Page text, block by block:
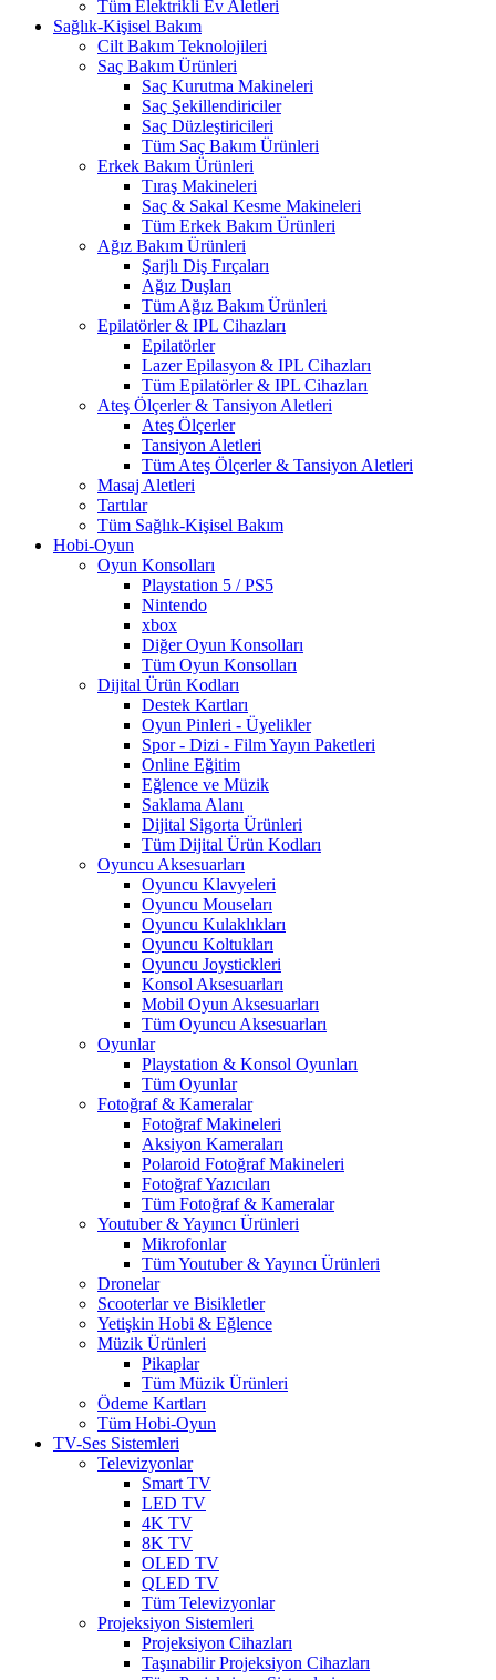
Tüm Elektrikli Ev Aletleri
Sağlık-Kişisel Bakım
Cilt Bakım Teknolojileri
Saç Bakım Ürünleri
Saç Kurutma Makineleri
Saç Şekillendiriciler
Saç Düzleştiricileri
Tüm Saç Bakım Ürünleri
Erkek Bakım Ürünleri
Tıraş Makineleri
Saç & Sakal Kesme Makineleri
Tüm Erkek Bakım Ürünleri
Ağız Bakım Ürünleri
Şarjlı Diş Fırçaları
Ağız Duşları
Tüm Ağız Bakım Ürünleri
Epilatörler & IPL Cihazları
Epilatörler
Lazer Epilasyon & IPL Cihazları
Tüm Epilatörler & IPL Cihazları
Ateş Ölçerler & Tansiyon Aletleri
Ateş Ölçerler
Tansiyon Aletleri
Tüm Ateş Ölçerler & Tansiyon Aletleri
Masaj Aletleri
Tartılar
Tüm Sağlık-Kişisel Bakım
Hobi-Oyun
Oyun Konsolları
Playstation 5 / PS5
Nintendo
xbox
Diğer Oyun Konsolları
Tüm Oyun Konsolları
Dijital Ürün Kodları
Destek Kartları
Oyun Pinleri - Üyelikler
Spor - Dizi - Film Yayın Paketleri
Online Eğitim
Eğlence ve Müzik
Saklama Alanı
Dijital Sigorta Ürünleri
Tüm Dijital Ürün Kodları
Oyuncu Aksesuarları
Oyuncu Klavyeleri
Oyuncu Mouseları
Oyuncu Kulaklıkları
Oyuncu Koltukları
Oyuncu Joystickleri
Konsol Aksesuarları
Mobil Oyun Aksesuarları
Tüm Oyuncu Aksesuarları
Oyunlar
Playstation & Konsol Oyunları
Tüm Oyunlar
Fotoğraf & Kameralar
Fotoğraf Makineleri
Aksiyon Kameraları
Polaroid Fotoğraf Makineleri
Fotoğraf Yazıcıları
Tüm Fotoğraf & Kameralar
Youtuber & Yayıncı Ürünleri
Mikrofonlar
Tüm Youtuber & Yayıncı Ürünleri
Dronelar
Scooterlar ve Bisikletler
Yetişkin Hobi & Eğlence
Müzik Ürünleri
Pikaplar
Tüm Müzik Ürünleri
Ödeme Kartları
Tüm Hobi-Oyun
TV-Ses Sistemleri
Televizyonlar
Smart TV
LED TV
4K TV
8K TV
OLED TV
QLED TV
Tüm Televizyonlar
Projeksiyon Sistemleri
Projeksiyon Cihazları
Taşınabilir Projeksiyon Cihazları